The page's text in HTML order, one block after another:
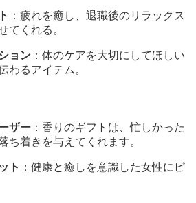
：疲れを癒し、退職後のリラックス
てくれる。
ョン ：体のケアを大切にしてほしい
わるアイテム。
ザー ：香りのギフトは、忙しかった
ち着きを与えてくれます。
ト ：健康と癒しを意識した女性にピ